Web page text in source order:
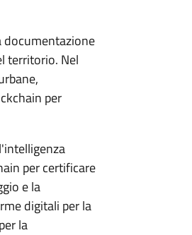
documentazione
territorio. Nel
per
per certificare
e la
digitali per la
la